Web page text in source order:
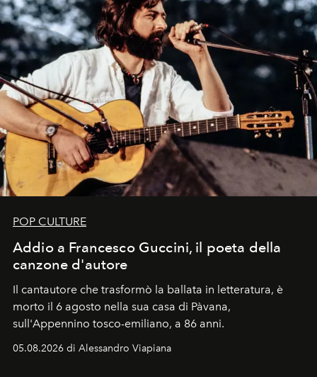
POP CULTURE
Addio a Francesco Guccini, il poeta della
canzone d'autore
Il cantautore che trasformò la ballata in letteratura, è
morto il 6 agosto nella sua casa di Pàvana,
sull'Appennino tosco-emiliano, a 86 anni.
05.08.2026 di Alessandro Viapiana